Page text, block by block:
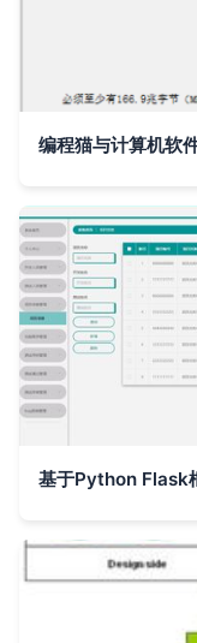
编程猫与计算机软